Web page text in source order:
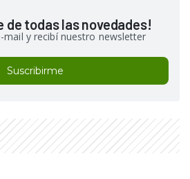
de todas las novedades!
mail y recibí nuestro newsletter
Suscribirme